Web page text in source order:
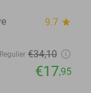
9.7 star
Regulier €34,10
€17,95